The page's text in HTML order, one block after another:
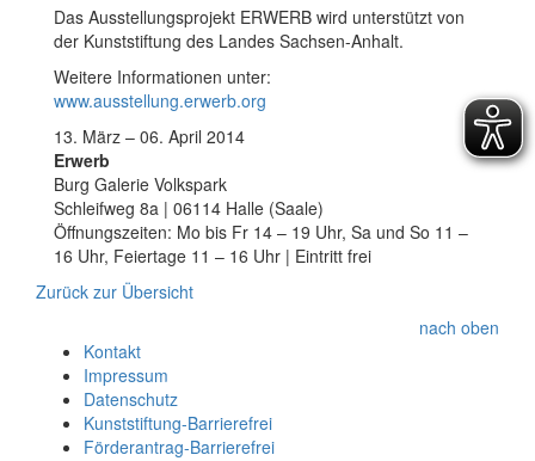
Das Ausstellungsprojekt ERWERB wird unterstützt von
der Kunststiftung des Landes Sachsen-Anhalt.
Weitere Informationen unter:
www.ausstellung.erwerb.org
13. März – 06. April 2014
Erwerb
Burg Galerie Volkspark
Schleifweg 8a | 06114 Halle (Saale)
Öffnungszeiten: Mo bis Fr 14 – 19 Uhr, Sa und So 11 –
16 Uhr, Feiertage 11 – 16 Uhr | Eintritt frei
Zurück zur Übersicht
nach oben
Kontakt
Impressum
Datenschutz
Kunststiftung-Barrierefrei
Förderantrag-Barrierefrei